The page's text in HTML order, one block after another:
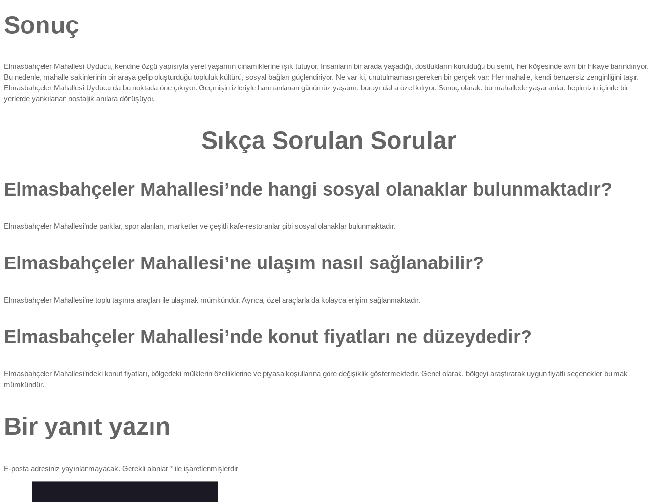
Sonuç
Elmasbahçeler Mahallesi Uyducu, kendine özgü yapısıyla yerel yaşamın dinamiklerine ışık tutuyor. İnsanların bir arada yaşadığı, dostlukların kurulduğu bu semt, her köşesinde ayrı bir hikaye barındırıyor.
Bu nedenle, mahalle sakinlerinin bir araya gelip oluşturduğu topluluk kültürü, sosyal bağları güçlendiriyor. Ne var ki, unutulmaması gereken bir gerçek var: Her mahalle, kendi benzersiz zenginliğini taşır.
Elmasbahçeler Mahallesi Uyducu da bu noktada öne çıkıyor. Geçmişin izleriyle harmanlanan günümüz yaşamı, burayı daha özel kılıyor. Sonuç olarak, bu mahallede yaşananlar, hepimizin içinde bir
yerlerde yankılanan nostaljik anılara dönüşüyor.
Sıkça Sorulan Sorular
Elmasbahçeler Mahallesi’nde hangi sosyal olanaklar bulunmaktadır?
Elmasbahçeler Mahallesi’nde parklar, spor alanları, marketler ve çeşitli kafe-restoranlar gibi sosyal olanaklar bulunmaktadır.
Elmasbahçeler Mahallesi’ne ulaşım nasıl sağlanabilir?
Elmasbahçeler Mahallesi’ne toplu taşıma araçları ile ulaşmak mümkündür. Ayrıca, özel araçlarla da kolayca erişim sağlanmaktadır.
Elmasbahçeler Mahallesi’nde konut fiyatları ne düzeydedir?
Elmasbahçeler Mahallesi’ndeki konut fiyatları, bölgedeki mülklerin özelliklerine ve piyasa koşullarına göre değişiklik göstermektedir. Genel olarak, bölgeyi araştırarak uygun fiyatlı seçenekler bulmak
mümkündür.
Bir yanıt yazın
E-posta adresiniz yayınlanmayacak. Gerekli alanlar * ile işaretlenmişlerdir